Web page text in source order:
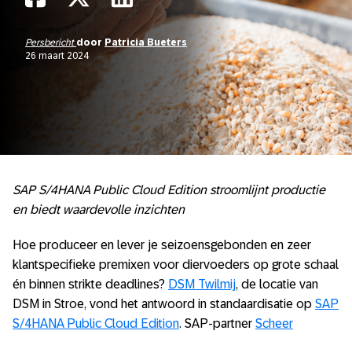
Persbericht door Patricia Bueters
26 maart 2024
SAP S/4HANA Public Cloud Edition stroomlijnt productie
en biedt waardevolle inzichten
Hoe produceer en lever je seizoensgebonden en zeer
klantspecifieke premixen voor diervoeders op grote schaal
én binnen strikte deadlines? DSM Twilmij, de locatie van
DSM in Stroe, vond het antwoord in standaardisatie op SAP
S/4HANA Public Cloud Edition. SAP-partner Scheer